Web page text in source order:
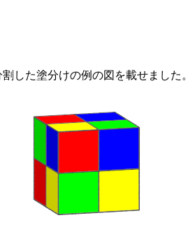
した塗分けの例の図を載せました。